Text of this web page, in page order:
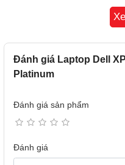
Bàn di chuột xúc giác
kính bóng bẩy trên phần
Phím Copilot của
Chỉ cần một cú nhấp
Nhận câu trả lời thực tế,
ngay trong tầm tay bạn.
Đánh giá Laptop Dell
Platinum
Đánh giá sản phẩm
Đánh giá